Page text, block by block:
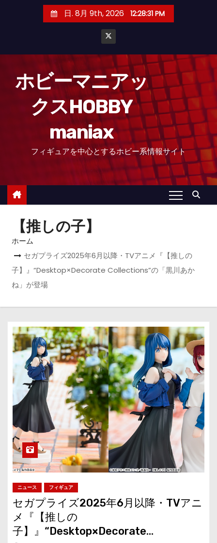
日. 8月 9th, 2026 12:28:33 PM
ホビーマニアッ
クスHOBBY
maniax
フィギュアを中心とするホビー系情報サイト
【推しの子】
ホーム
セガプライズ2025年6月以降・TVアニメ『【推しの
子】』“Desktop×Decorate Collections”の「黒川あか
ね」が登場
ニュース フィギュア
セガプライズ2025年6月以降・TVアニ
メ『【推しの
子】』“Desktop×Decorate